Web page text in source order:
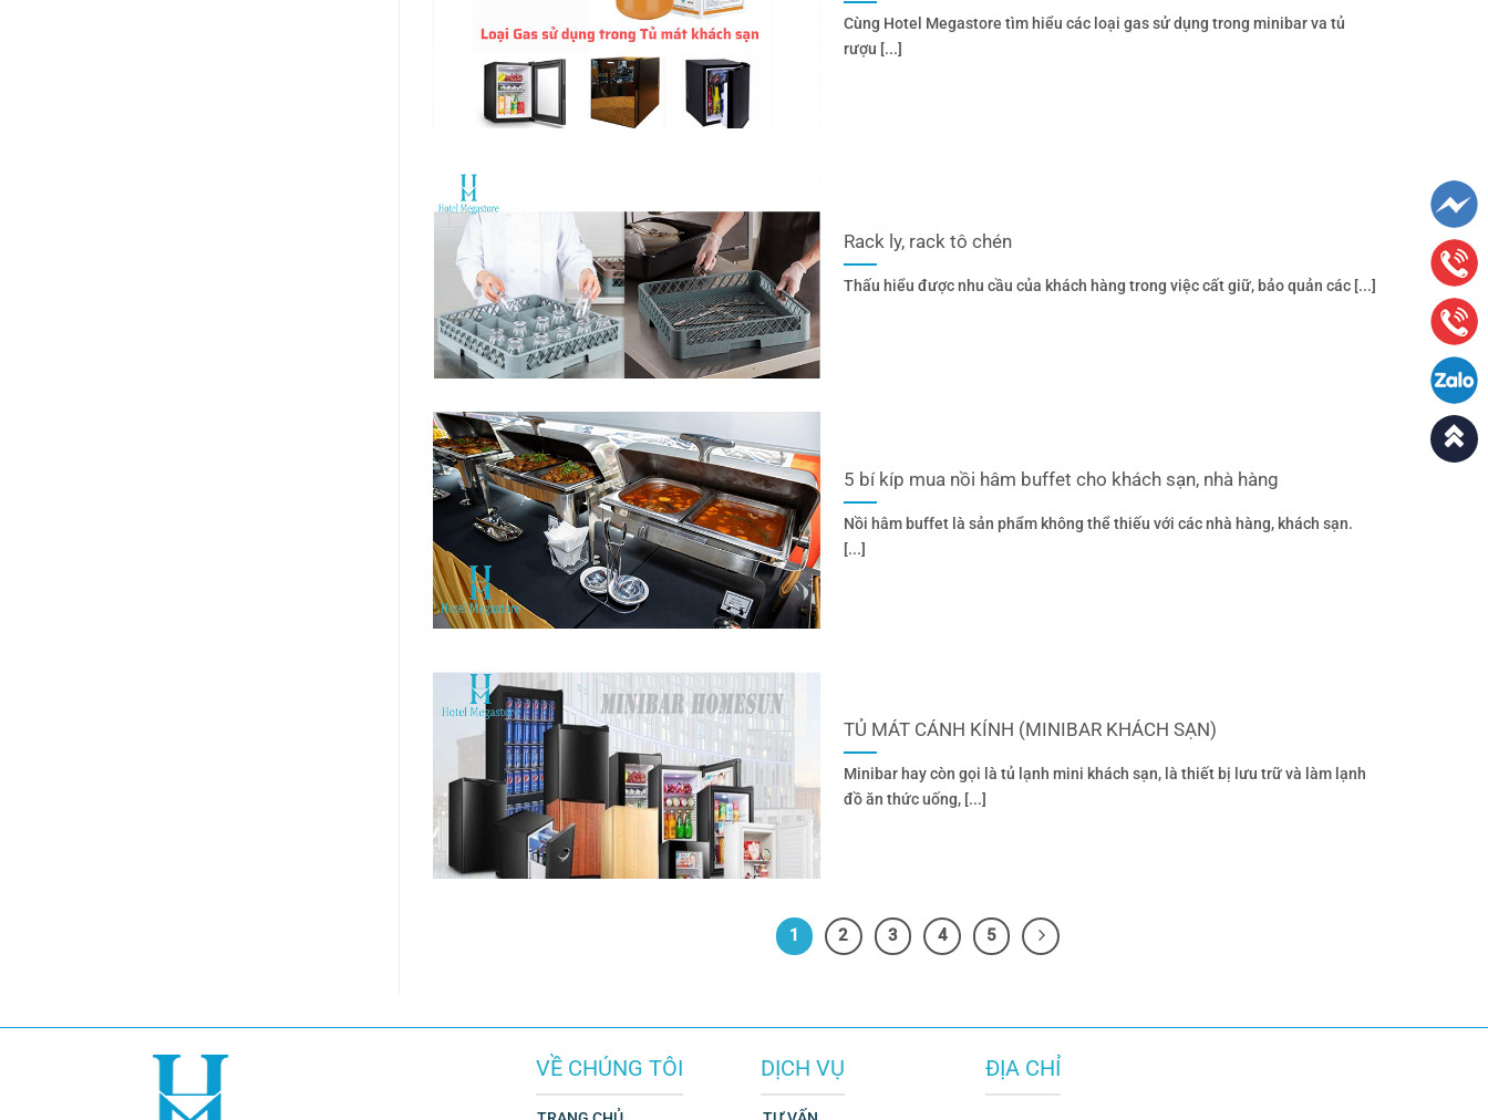
Cùng Hotel Megastore tìm hiểu các loại gas sử dụng trong minibar va tủ
rượu [...]
Rack ly, rack tô chén
Thấu hiểu được nhu cầu của khách hàng trong việc cất giữ, bảo quản các [...]
5 bí kíp mua nồi hâm buffet cho khách sạn, nhà hàng
Nồi hâm buffet là sản phẩm không thể thiếu với các nhà hàng, khách sạn.
[...]
TỦ MÁT CÁNH KÍNH (MINIBAR KHÁCH SẠN)
Minibar hay còn gọi là tủ lạnh mini khách sạn, là thiết bị lưu trữ và làm lạnh
đồ ăn thức uống, [...]
1 2 3 4 5
VỀ CHÚNG TÔI DỊCH VỤ ĐỊA CHỈ